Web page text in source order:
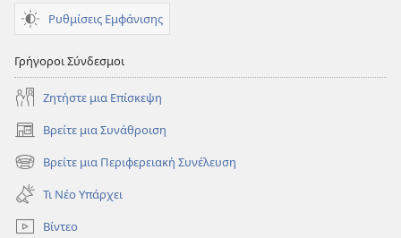
Ρυθμίσεις Εμφάνισης
Γρήγοροι Σύνδεσμοι
Ζητήστε μια Επίσκεψη
Βρείτε μια Συνάθροιση
(ανοίγει
νέο
παράθυρο)
Βρείτε μια Περιφερειακή Συνέλευση
(ανοίγει
νέο
παράθυρο)
Τι Νέο Υπάρχει
Βίντεο